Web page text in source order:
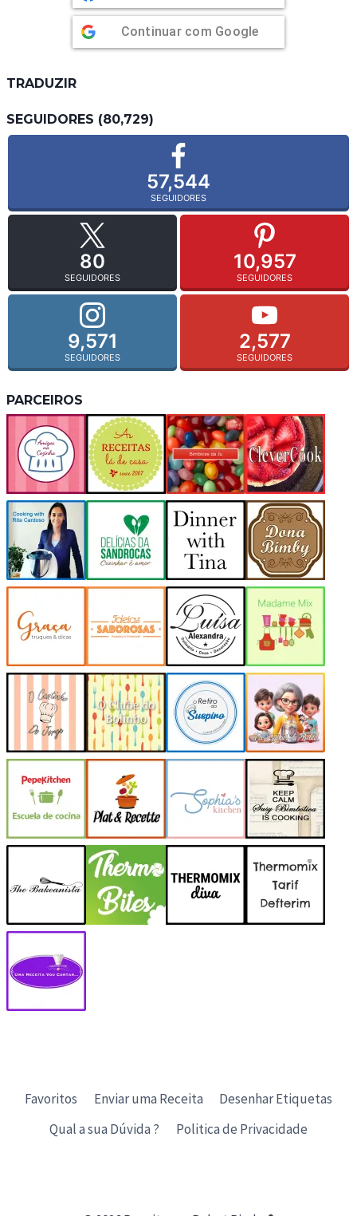
Continuar com Google
TRADUZIR
SEGUIDORES (80,729)
57,544
SEGUIDORES
80
SEGUIDORES
10,957
SEGUIDORES
9,571
SEGUIDORES
2,577
SEGUIDORES
PARCEIROS
Favoritos Enviar uma Receita
Desenhar Etiquetas
Qual a sua Dúvida ?
Politica de Privacidade